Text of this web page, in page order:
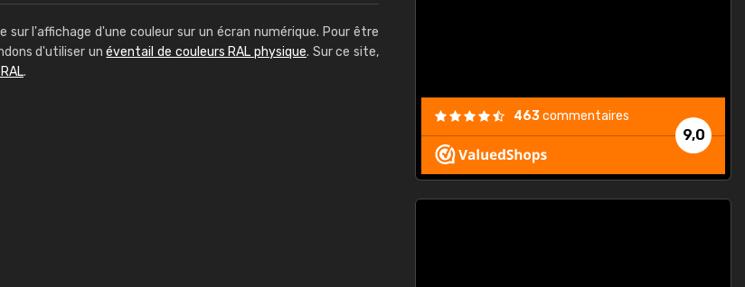
sur l'affichage d'une couleur sur un écran numérique. Pour être
d'utiliser unéventail de couleurs RAL physique. Sur ce site,
.
9,0
463commentaires